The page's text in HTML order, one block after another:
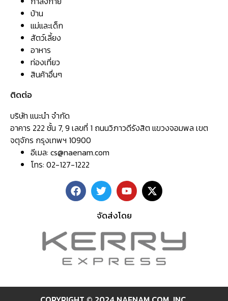
บ้าน
แม่และเด็ก
สัตว์เลี้ยง
อาหาร
ท่องเที่ยว
สินค้าอื่นๆ
ติดต่อ
บริษัท แนะนำ จำกัด
อาคาร 222 ชั้น 7, 9 เลขที่ 1 ถนนวิภาวดีรังสิต แขวงจอมพล เขต
จตุจักร กรุงเทพฯ 10900
อีเมล: cs@naenam.com
โทร: 02-127-1222
จัดส่งโดย